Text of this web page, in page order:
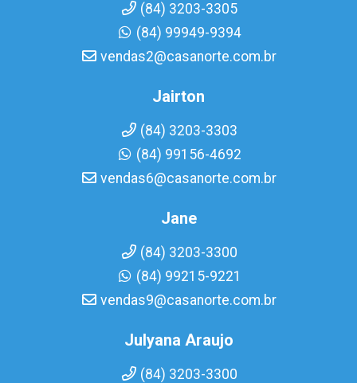
(84) 3203-3305
(84) 99949-9394
vendas2@casanorte.com.br
Jairton
(84) 3203-3303
(84) 99156-4692
vendas6@casanorte.com.br
Jane
(84) 3203-3300
(84) 99215-9221
vendas9@casanorte.com.br
Julyana Araujo
(84) 3203-3300